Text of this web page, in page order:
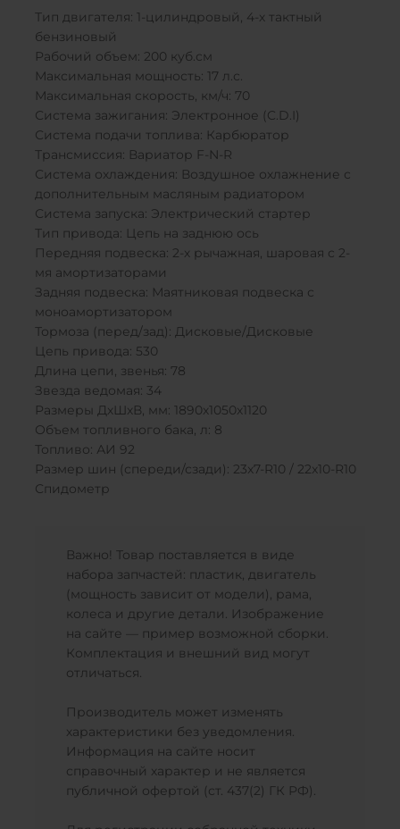
Тип двигателя: 1-цилиндровый, 4-х тактный
бензиновый
Рабочий объем: 200 куб.см
Максимальная мощность: 17 л.с.
Максимальная скорость, км/ч: 70
Система зажигания: Электронное (C.D.I)
Система подачи топлива: Карбюратор
Трансмиссия: Вариатор F-N-R
Система охлаждения: Воздушное охлажнение с
дополнительным масляным радиатором
Система запуска: Электрический стартер
Тип привода: Цепь на заднюю ось
Передняя подвеска: 2-х рычажная, шаровая с 2-
мя амортизаторами
Задняя подвеска: Маятниковая подвеска с
моноамортизатором
Тормоза (перед/зад): Дисковые/Дисковые
Цепь привода: 530
Длина цепи, звенья: 78
Звезда ведомая: 34
Размеры ДхШхВ, мм: 1890х1050х1120
Объем топливного бака, л: 8
Топливо: АИ 92
Размер шин (спереди/сзади): 23x7-R10 / 22x10-R10
Спидометр
Важно! Товар поставляется в виде
набора запчастей: пластик, двигатель
(мощность зависит от модели), рама,
колеса и другие детали. Изображение
на сайте — пример возможной сборки.
Комплектация и внешний вид могут
отличаться.
Производитель может изменять
характеристики без уведомления.
Информация на сайте носит
справочный характер и не является
публичной офертой (ст. 437(2) ГК РФ).